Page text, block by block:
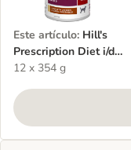
Este artículo: Hill's
Prescription Diet i/d
Digestive Care estofado
12 x 354 g